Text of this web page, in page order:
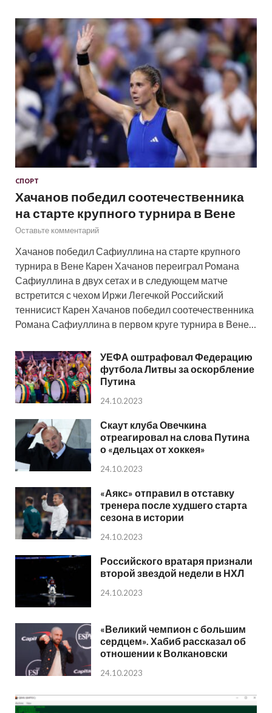
СПОРТ
Хачанов победил соотечественника
на старте крупного турнира в Вене
Оставьте комментарий
Хачанов победил Сафиуллина на старте крупного
турнира в Вене Карен Хачанов переиграл Романа
Сафиуллина в двух сетах и в следующем матче
встретится с чехом Иржи Легечкой Российский
теннисист Карен Хачанов победил соотечественника
Романа Сафиуллина в первом круге турнира в Вене…
УЕФА оштрафовал Федерацию
футбола Литвы за оскорбление
Путина
24.10.2023
Скаут клуба Овечкина
отреагировал на слова Путина
о «дельцах от хоккея»
24.10.2023
«Аякс» отправил в отставку
тренера после худшего старта
сезона в истории
24.10.2023
Российского вратаря признали
второй звездой недели в НХЛ
24.10.2023
«Великий чемпион с большим
сердцем». Хабиб рассказал об
отношении к Волкановски
24.10.2023